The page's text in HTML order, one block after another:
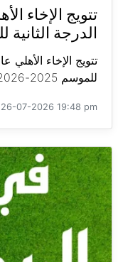
تتويج الإخاء
الدرجة الثانية
تتويج الإخاء الأهلي
للموسم 2025-2026 ...
26-07-2026 19:48 pm